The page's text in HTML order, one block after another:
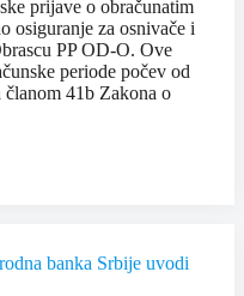
prijave o obračunatim
osiguranje za osnivače i
PP OD-O. Ove
periode počev od
članom 41b Zakona o
banka Srbije uvodi